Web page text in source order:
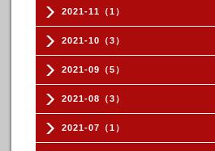
2021-11（1）
2021-10（3）
2021-09（5）
2021-08（3）
2021-07（1）